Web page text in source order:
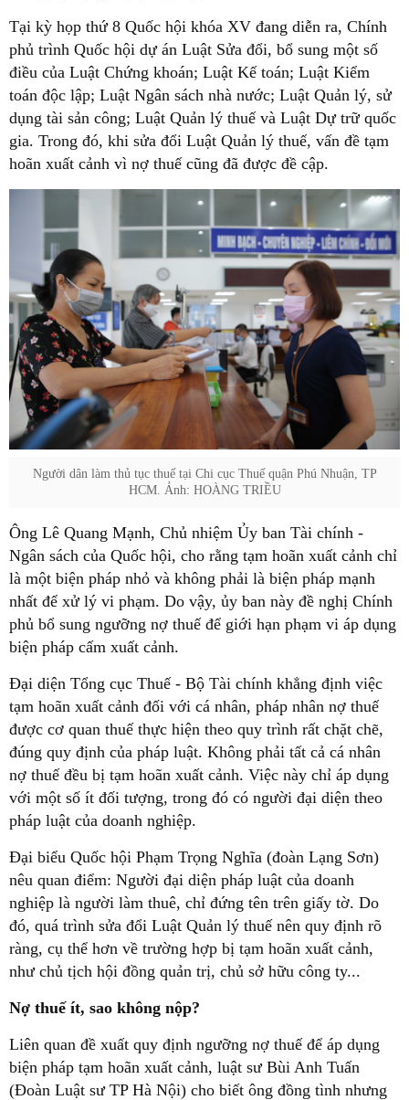
Tại kỳ họp thứ 8 Quốc hội khóa XV đang diễn ra, Chính
phủ trình Quốc hội dự án Luật Sửa đổi, bổ sung một số
điều của Luật Chứng khoán; Luật Kế toán; Luật Kiểm
toán độc lập; Luật Ngân sách nhà nước; Luật Quản lý, sử
dụng tài sản công; Luật Quản lý thuế và Luật Dự trữ quốc
gia. Trong đó, khi sửa đổi Luật Quản lý thuế, vấn đề tạm
hoãn xuất cảnh vì nợ thuế cũng đã được đề cập.
Người dân làm thủ tục thuế tại Chi cục Thuế quận Phú Nhuận, TP
HCM. Ảnh: HOÀNG TRIỀU
Ông Lê Quang Mạnh, Chủ nhiệm Ủy ban Tài chính -
Ngân sách của Quốc hội, cho rằng tạm hoãn xuất cảnh chỉ
là một biện pháp nhỏ và không phải là biện pháp mạnh
nhất để xử lý vi phạm. Do vậy, ủy ban này đề nghị Chính
phủ bổ sung ngưỡng nợ thuế để giới hạn phạm vi áp dụng
biện pháp cấm xuất cảnh.
Đại diện Tổng cục Thuế - Bộ Tài chính khẳng định việc
tạm hoãn xuất cảnh đối với cá nhân, pháp nhân nợ thuế
được cơ quan thuế thực hiện theo quy trình rất chặt chẽ,
đúng quy định của pháp luật. Không phải tất cả cá nhân
nợ thuế đều bị tạm hoãn xuất cảnh. Việc này chỉ áp dụng
với một số ít đối tượng, trong đó có người đại diện theo
pháp luật của doanh nghiệp.
Đại biểu Quốc hội Phạm Trọng Nghĩa (đoàn Lạng Sơn)
nêu quan điểm: Người đại diện pháp luật của doanh
nghiệp là người làm thuê, chỉ đứng tên trên giấy tờ. Do
đó, quá trình sửa đổi Luật Quản lý thuế nên quy định rõ
ràng, cụ thể hơn về trường hợp bị tạm hoãn xuất cảnh,
như chủ tịch hội đồng quản trị, chủ sở hữu công ty...
Nợ thuế ít, sao không nộp?
Liên quan đề xuất quy định ngưỡng nợ thuế để áp dụng
biện pháp tạm hoãn xuất cảnh, luật sư Bùi Anh Tuấn
(Đoàn Luật sư TP Hà Nội) cho biết ông đồng tình nhưng